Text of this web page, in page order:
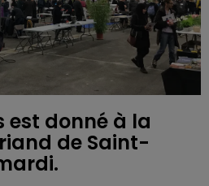
est donné à la
de Saint-